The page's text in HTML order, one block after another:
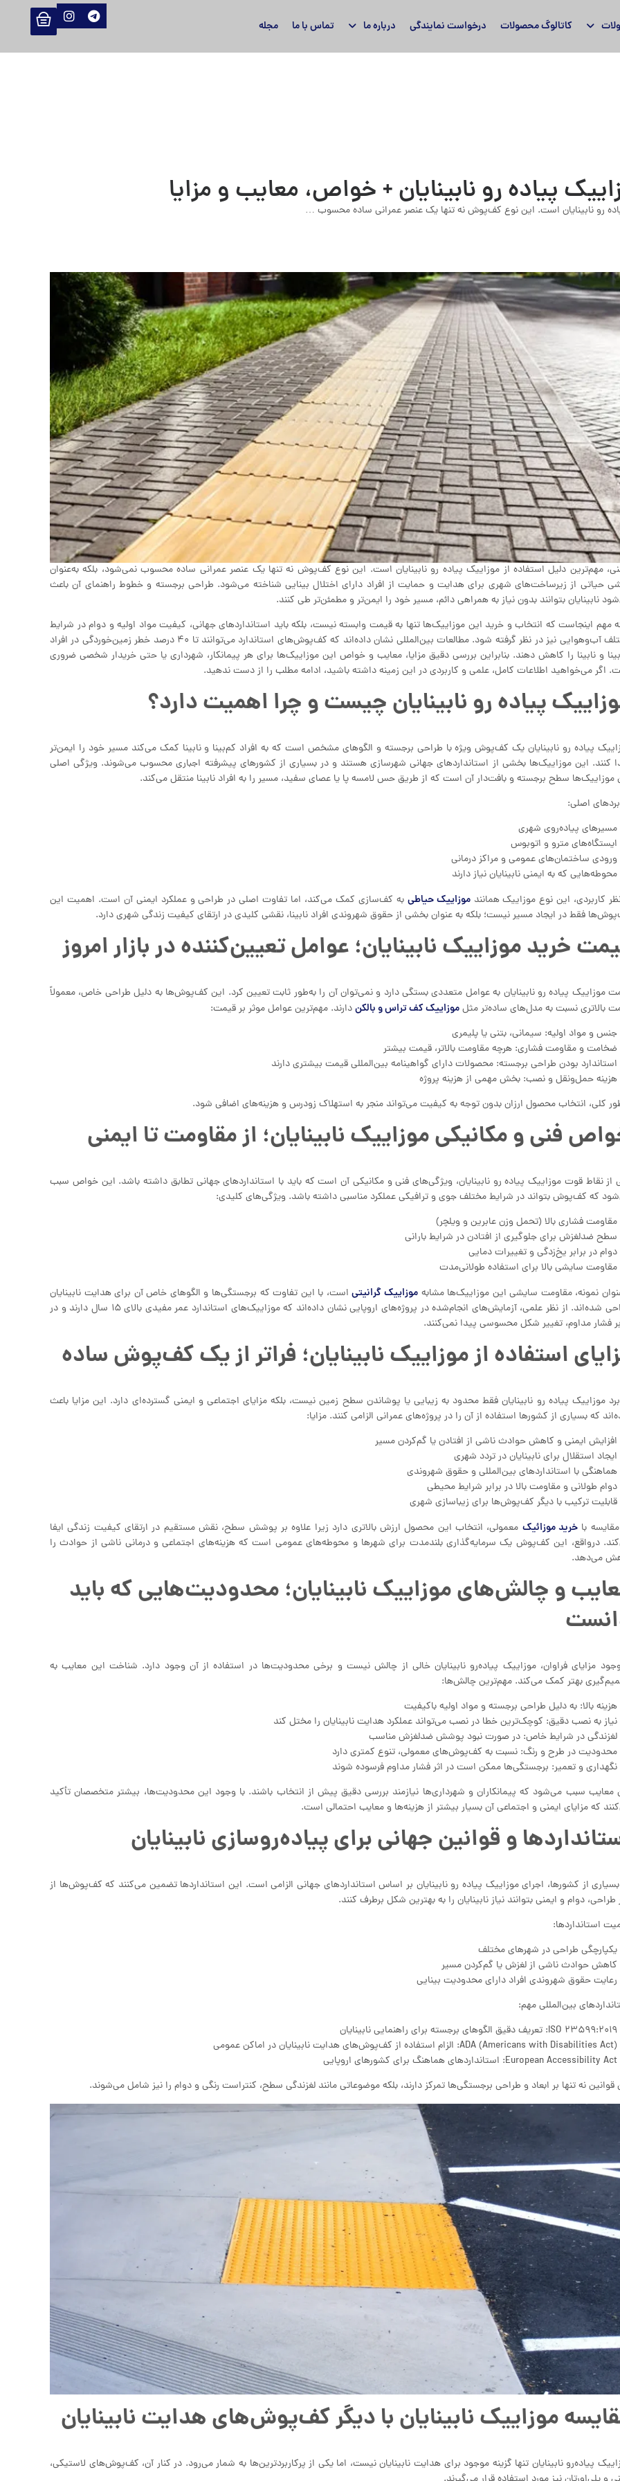
کاتالوگ محصولات درخواست نمایندگی درباره ما تماس با ما مجله
پیاده رو نابینایان + خواص، معایب و مزایا
رو نابینایان است. این نوع کف‌پوش نه تنها یک عنصر عمرانی ساده محسوب …
مهم‌ترین دلیل استفاده از موزاییک پیاده رو نابینایان است. این نوع کف‌پوش نه تنها یک عنصر عمرانی ساده محسوب نمی‌شود، بلکه به‌عنوان
حیاتی از زیرساخت‌های شهری برای هدایت و حمایت از افراد دارای اختلال بینایی شناخته می‌شود. طراحی برجسته و خطوط راهنمای آن باعث
نابینایان بتوانند بدون نیاز به همراهی دائم، مسیر خود را ایمن‌تر و مطمئن‌تر طی کنند.
مهم اینجاست که انتخاب و خرید این موزاییک‌ها تنها به قیمت وابسته نیست، بلکه باید استانداردهای جهانی، کیفیت مواد اولیه و دوام در شرایط
مختلف آب‌وهوایی نیز در نظر گرفته شود. مطالعات بین‌المللی نشان داده‌اند که کف‌پوش‌های استاندارد می‌توانند تا ۴۰ درصد خطر زمین‌خوردگی در افراد
و نابینا را کاهش دهند. بنابراین بررسی دقیق مزایا، معایب و خواص این موزاییک‌ها برای هر پیمانکار، شهرداری یا حتی خریدار شخصی ضروری
اگر می‌خواهید اطلاعات کامل، علمی و کاربردی در این زمینه داشته باشید، ادامه مطلب را از دست ندهید.
پیاده رو نابینایان چیست و چرا اهمیت دارد؟
پیاده رو نابینایان یک کف‌پوش ویژه با طراحی برجسته و الگوهای مشخص است که به افراد کم‌بینا و نابینا کمک می‌کند مسیر خود را ایمن‌تر
کنند. این موزاییک‌ها بخشی از استانداردهای جهانی شهرسازی هستند و در بسیاری از کشورهای پیشرفته اجباری محسوب می‌شوند. ویژگی اصلی
موزاییک‌ها سطح برجسته و بافت‌دار آن است که از طریق حس لامسه پا یا عصای سفید، مسیر را به افراد نابینا منتقل می‌کند.
اصلی:
مسیرهای پیاده‌روی شهری
ایستگاه‌های مترو و اتوبوس
ورودی ساختمان‌های عمومی و مراکز درمانی
محوطه‌هایی که به ایمنی نابینایان نیاز دارند
کاربردی، این نوع موزاییک همانندموزاییک حیاطی به کف‌سازی کمک می‌کند، اما تفاوت اصلی در طراحی و عملکرد ایمنی آن است. اهمیت این
فقط در ایجاد مسیر نیست؛ بلکه به عنوان بخشی از حقوق شهروندی افراد نابینا، نقشی کلیدی در ارتقای کیفیت زندگی شهری دارد.
خرید موزاییک نابینایان؛ عوامل تعیین‌کننده در بازار امروز
موزاییک پیاده رو نابینایان به عوامل متعددی بستگی دارد و نمی‌توان آن را به‌طور ثابت تعیین کرد. این کف‌پوش‌ها به دلیل طراحی خاص، معمولاً
بالاتری نسبت به مدل‌های ساده‌تر مثلموزاییک کف تراس و بالکندارند. مهم‌ترین عوامل موثر بر قیمت:
جنس و مواد اولیه: سیمانی، بتنی یا پلیمری
ضخامت و مقاومت فشاری: هرچه مقاومت بالاتر، قیمت بیشتر
استاندارد بودن طراحی برجسته: محصولات دارای گواهینامه بین‌المللی قیمت بیشتری دارند
هزینه حمل‌ونقل و نصب: بخش مهمی از هزینه پروژه
کلی، انتخاب محصول ارزان بدون توجه به کیفیت می‌تواند منجر به استهلاک زودرس و هزینه‌های اضافی شود.
فنی و مکانیکی موزاییک نابینایان؛ از مقاومت تا ایمنی
از نقاط قوت موزاییک پیاده رو نابینایان، ویژگی‌های فنی و مکانیکی آن است که باید با استانداردهای جهانی تطابق داشته باشد. این خواص سبب
که کف‌پوش بتواند در شرایط مختلف جوی و ترافیکی عملکرد مناسبی داشته باشد. ویژگی‌های کلیدی:
مقاومت فشاری بالا (تحمل وزن عابرین و ویلچر)
سطح ضدلغزش برای جلوگیری از افتادن در شرایط بارانی
دوام در برابر یخ‌زدگی و تغییرات دمایی
مقاومت سایشی بالا برای استفاده طولانی‌مدت
نمونه، مقاومت سایشی این موزاییک‌ها مشابه موزاییک گرانیتیاست، با این تفاوت که برجستگی‌ها و الگوهای خاص آن برای هدایت نابینایان
طراحی شده‌اند. از نظر علمی، آزمایش‌های انجام‌شده در پروژه‌های اروپایی نشان داده‌اند که موزاییک‌های استاندارد عمر مفیدی بالای ۱۵ سال دارند و در
فشار مداوم، تغییر شکل محسوسی پیدا نمی‌کنند.
استفاده از موزاییک نابینایان؛ فراتر از یک کف‌پوش ساده
موزاییک پیاده رو نابینایان فقط محدود به زیبایی یا پوشاندن سطح زمین نیست، بلکه مزایای اجتماعی و ایمنی گسترده‌ای دارد. این مزایا باعث
که بسیاری از کشورها استفاده از آن را در پروژه‌های عمرانی الزامی کنند. مزایا:
افزایش ایمنی و کاهش حوادث ناشی از افتادن یا گم‌کردن مسیر
ایجاد استقلال برای نابینایان در تردد شهری
هماهنگی با استانداردهای بین‌المللی و حقوق شهروندی
دوام طولانی و مقاومت بالا در برابر شرایط محیطی
قابلیت ترکیب با دیگر کف‌پوش‌ها برای زیباسازی شهری
باخرید موزائیک معمولی، انتخاب این محصول ارزش بالاتری دارد زیرا علاوه بر پوشش سطح، نقش مستقیم در ارتقای کیفیت زندگی ایفا
درواقع، این کف‌پوش یک سرمایه‌گذاری بلندمدت برای شهرها و محوطه‌های عمومی است که هزینه‌های اجتماعی و درمانی ناشی از حوادث را
می‌دهد.
و چالش‌های موزاییک نابینایان؛ محدودیت‌هایی که باید
مزایای فراوان، موزاییک پیاده‌رو نابینایان خالی از چالش نیست و برخی محدودیت‌ها در استفاده از آن وجود دارد. شناخت این معایب به
بهتر کمک می‌کند. مهم‌ترین چالش‌ها:
هزینه بالا: به دلیل طراحی برجسته و مواد اولیه باکیفیت
نیاز به نصب دقیق: کوچک‌ترین خطا در نصب می‌تواند عملکرد هدایت نابینایان را مختل کند
لغزندگی در شرایط خاص: در صورت نبود پوشش ضدلغزش مناسب
محدودیت در طرح و رنگ: نسبت به کف‌پوش‌های معمولی، تنوع کمتری دارد
نگهداری و تعمیر: برجستگی‌ها ممکن است در اثر فشار مداوم فرسوده شوند
معایب سبب می‌شود که پیمانکاران و شهرداری‌ها نیازمند بررسی دقیق پیش از انتخاب باشند. با وجود این محدودیت‌ها، بیشتر متخصصان تأکید
که مزایای ایمنی و اجتماعی آن بسیار بیشتر از هزینه‌ها و معایب احتمالی است.
و قوانین جهانی برای پیاده‌روسازی نابینایان
از کشورها، اجرای موزاییک پیاده رو نابینایان بر اساس استانداردهای جهانی الزامی است. این استانداردها تضمین می‌کنند که کف‌پوش‌ها از
طراحی، دوام و ایمنی بتوانند نیاز نابینایان را به بهترین شکل برطرف کنند.
استانداردها:
یکپارچگی طراحی در شهرهای مختلف
کاهش حوادث ناشی از لغزش یا گم‌کردن مسیر
رعایت حقوق شهروندی افراد دارای محدودیت بینایی
بین‌المللی مهم:
ISO ۲۳۵۹۹:۲۰۱۹: تعریف دقیق الگوهای برجسته برای راهنمایی نابینایان
ADA (Americans with Disabilities Act): الزام استفاده از کف‌پوش‌های هدایت نابینایان در اماکن عمومی
European Accessibility Act: استانداردهای هماهنگ برای کشورهای اروپایی
قوانین نه تنها بر ابعاد و طراحی برجستگی‌ها تمرکز دارند، بلکه موضوعاتی مانند لغزندگی سطح، کنتراست رنگی و دوام را نیز شامل می‌شوند.
موزاییک نابینایان با دیگر کف‌پوش‌های هدایت نابینایان
پیاده‌رو نابینایان تنها گزینه موجود برای هدایت نابینایان نیست، اما یکی از پرکاربردترین‌ها به شمار می‌رود. در کنار آن، کف‌پوش‌های لاستیکی،